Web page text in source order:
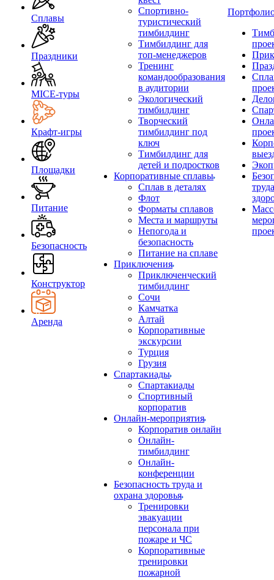
Сплавы
Праздники
MICE‑туры
Крафт-игры
Площадки
Питание
Безопасность
Конструктор
Аренда
Спортивно-
туристический
тимбилдинг
Тимбилдинг для
топ-менеджеров
Тренинг
командообразования
в аудитории
Экологический
тимбилдинг
Творческий
тимбилдинг под
ключ
Тимбилдинг для
детей и подростков
Корпоративные сплавы
Сплав в деталях
Флот
Форматы сплавов
Места и маршруты
Непогода и
безопасность
Питание на сплаве
Приключения
Приключенческий
тимбилдинг
Сочи
Камчатка
Алтай
Корпоративные
экскурсии
Турция
Грузия
Спартакиады
Спартакиады
Спортивный
корпоратив
Онлайн-мероприятия
Корпоратив онлайн
Онлайн-
тимбилдинг
Онлайн-
конференции
Безопасность труда и
охрана здоровья
Тренировки
эвакуации
персонала при
пожаре и ЧС
Корпоративные
тренировки
пожарной